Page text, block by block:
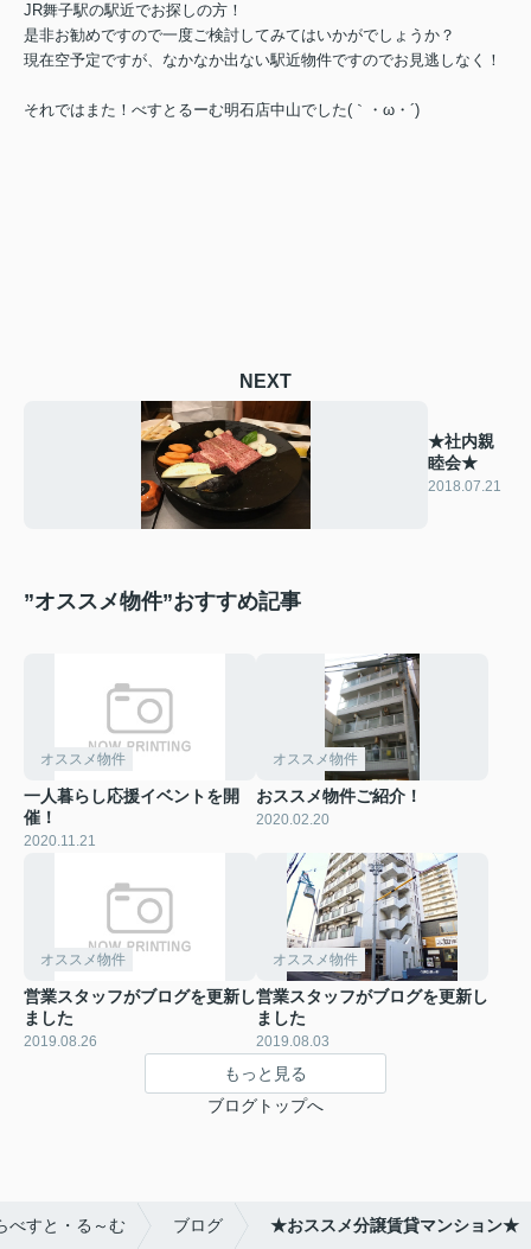
JR舞子駅の駅近でお探しの方！
是非お勧めですので一度ご検討してみてはいかがでしょうか？
現在空予定ですが、なかなか出ない駅近物件ですのでお見逃しなく！
それではまた！べすとるーむ明石店中山でした(｀・ω・´)
NEXT
★社内親
睦会★
2018.07.21
”オススメ物件”おすすめ記事
オススメ物件
一人暮らし応援イベントを開
催！
2020.11.21
オススメ物件
おススメ物件ご紹介！
2020.02.20
オススメ物件
営業スタッフがブログを更新し
ました
2019.08.26
オススメ物件
営業スタッフがブログを更新し
ました
2019.08.03
もっと見る
ブログトップへ
べすと・る～む ブログ ★おススメ分譲賃貸マンション★